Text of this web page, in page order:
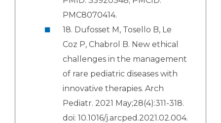
PMC8070414.
18. Dufosset M, Tosello B, Le
Coz P, Chabrol B. New ethical
challenges in the management
of rare pediatric diseases with
innovative therapies. Arch
Pediatr. 2021 May;28(4):311-318.
doi: 10.1016/j.arcped.2021.02.004.